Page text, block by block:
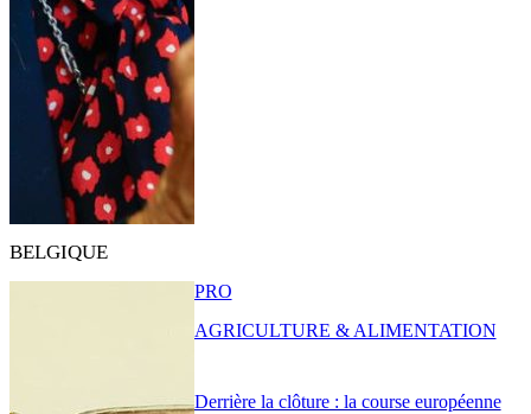
BELGIQUE
Derrière la clôture : la course européenne
PRO
AGRICULTURE & ALIMENTATION